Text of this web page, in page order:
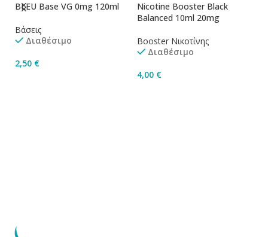
BLEU Base VG 0mg 120ml
Βάσεις
Διαθέσιμο
2,50 €
Nicotine Booster Black
Balanced 10ml 20mg
Booster Νικοτίνης
Διαθέσιμο
4,00 €